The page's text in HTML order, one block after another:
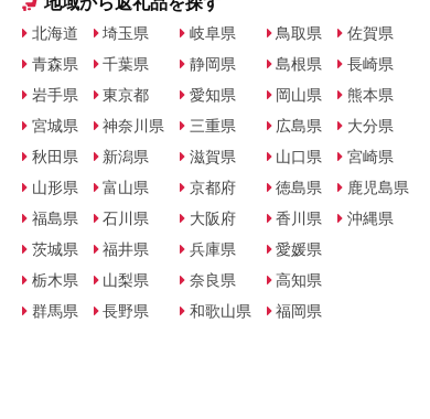
北海道
青森県
岩手県
宮城県
秋田県
山形県
福島県
茨城県
栃木県
群馬県
埼玉県
千葉県
東京都
神奈川県
新潟県
富山県
石川県
福井県
山梨県
長野県
岐阜県
静岡県
愛知県
三重県
滋賀県
京都府
大阪府
兵庫県
奈良県
和歌山県
鳥取県
島根県
岡山県
広島県
山口県
徳島県
香川県
愛媛県
高知県
福岡県
佐賀県
長崎県
熊本県
大分県
宮崎県
鹿児島県
沖縄県